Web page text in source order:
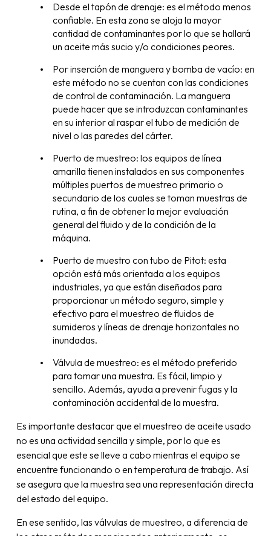
Desde el tapón de drenaje: es el método menos
confiable. En esta zona se aloja la mayor
cantidad de contaminantes por lo que se hallará
un aceite más sucio y/o condiciones peores.
Por inserción de manguera y bomba de vacío: en
este método no se cuentan con las condiciones
de control de contaminación. La manguera
puede hacer que se introduzcan contaminantes
en su interior al raspar el tubo de medición de
nivel o las paredes del cárter.
Puerto de muestreo: los equipos de línea
amarilla tienen instalados en sus componentes
múltiples puertos de muestreo primario o
secundario de los cuales se toman muestras de
rutina, a fin de obtener la mejor evaluación
general del fluido y de la condición de la
máquina.
Puerto de muestro con tubo de Pitot: esta
opción está más orientada a los equipos
industriales, ya que están diseñados para
proporcionar un método seguro, simple y
efectivo para el muestreo de fluidos de
sumideros y líneas de drenaje horizontales no
inundadas.
Válvula de muestreo: es el método preferido
para tomar una muestra. Es fácil, limpio y
sencillo. Además, ayuda a prevenir fugas y la
contaminación accidental de la muestra.
Es importante destacar que el muestreo de aceite usado
no es una actividad sencilla y simple, por lo que es
esencial que este se lleve a cabo mientras el equipo se
encuentre funcionando o en temperatura de trabajo. Así
se asegura que la muestra sea una representación directa
del estado del equipo.
En ese sentido, las válvulas de muestreo, a diferencia de